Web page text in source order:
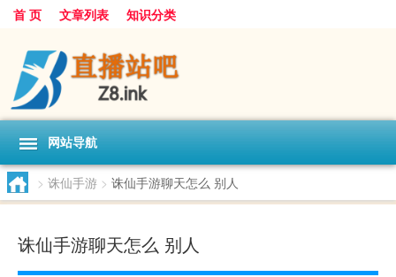
首 页 文章列表 知识分类
网站导航
> 诛仙手游 > 诛仙手游聊天怎么 别人
诛仙手游聊天怎么 别人